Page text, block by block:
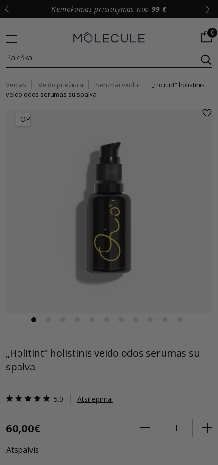
Nemokamas pristatymas nuo 99 €
0
Veidas Veido priežiūra Serumai veidui
„Holitint“ holistinis
veido odos serumas su spalva
TOP
„Holitint“ holistinis veido odos serumas su
spalva
5.0 Atsiliepimai
60,00€
Atspalvis